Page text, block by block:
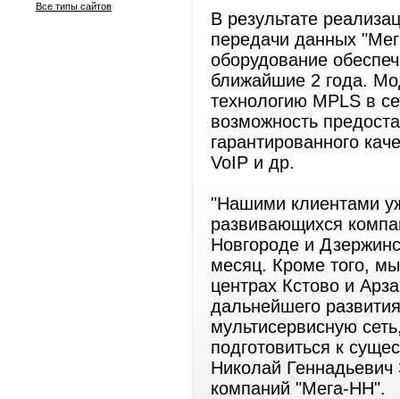
Все типы сайтов
В результате
передачи данных
оборудование
ближайшие 2 года.
технологию MPLS в
возможность
гарантированного
VoIP и др.
"Нашими клиентами
развивающихся
Новгороде и
месяц. Кроме того,
центрах Кстово и
дальнейшего
мультисервисную
подготовиться к
Николай Геннадьевич
компаний "Мега-НН".